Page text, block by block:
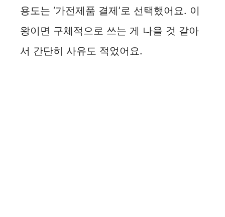
용도는 ‘가전제품 결제’로 선택했어요. 이
왕이면 구체적으로 쓰는 게 나을 것 같아
서 간단히 사유도 적었어요.